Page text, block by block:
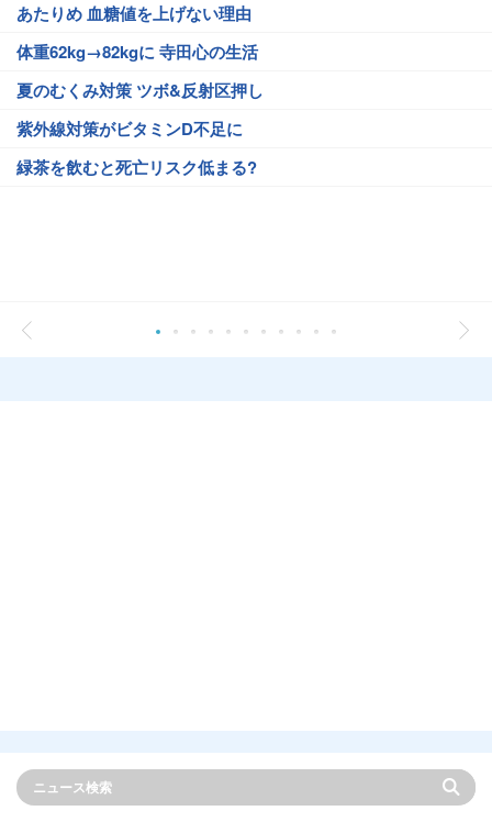
あたりめ 血糖値を上げない理由
体重62kg→82kgに 寺田心の生活
夏のむくみ対策 ツボ&反射区押し
紫外線対策がビタミンD不足に
緑茶を飲むと死亡リスク低まる?